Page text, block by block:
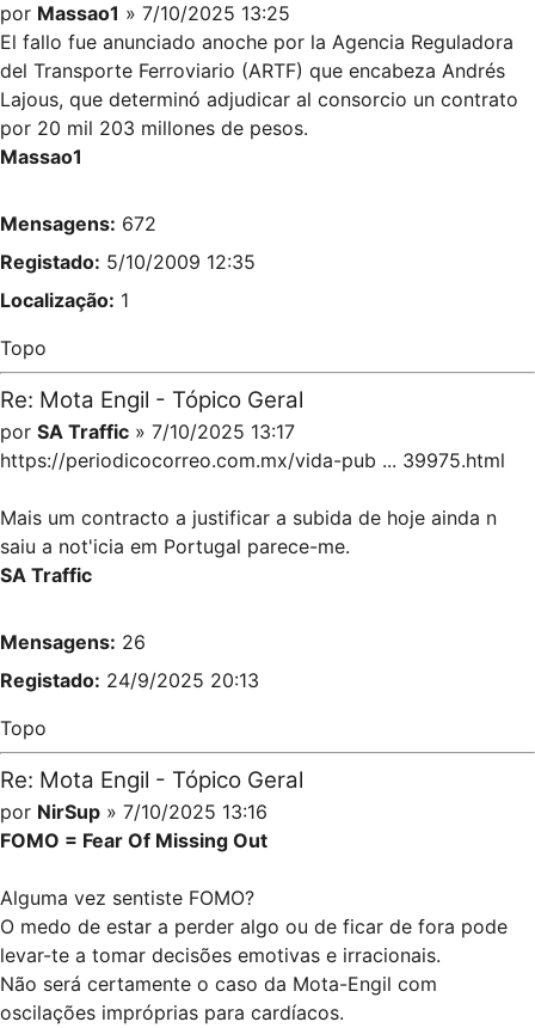
por Massao1 » 7/10/2025 13:25
El fallo fue anunciado anoche por la Agencia Reguladora
del Transporte Ferroviario (ARTF) que encabeza Andrés
Lajous, que determinó adjudicar al consorcio un contrato
por 20 mil 203 millones de pesos.
Massao1
Mensagens: 672
Registado: 5/10/2009 12:35
Localização: 1
Topo
Re: Mota Engil - Tópico Geral
por SA Traffic » 7/10/2025 13:17
https://periodicocorreo.com.mx/vida-pub ... 39975.html
Mais um contracto a justificar a subida de hoje ainda n
saiu a not'icia em Portugal parece-me.
SA Traffic
Mensagens: 26
Registado: 24/9/2025 20:13
Topo
Re: Mota Engil - Tópico Geral
por NirSup » 7/10/2025 13:16
FOMO = Fear Of Missing Out
Alguma vez sentiste FOMO?
O medo de estar a perder algo ou de ficar de fora pode
levar-te a tomar decisões emotivas e irracionais.
Não será certamente o caso da Mota-Engil com
oscilações impróprias para cardíacos.